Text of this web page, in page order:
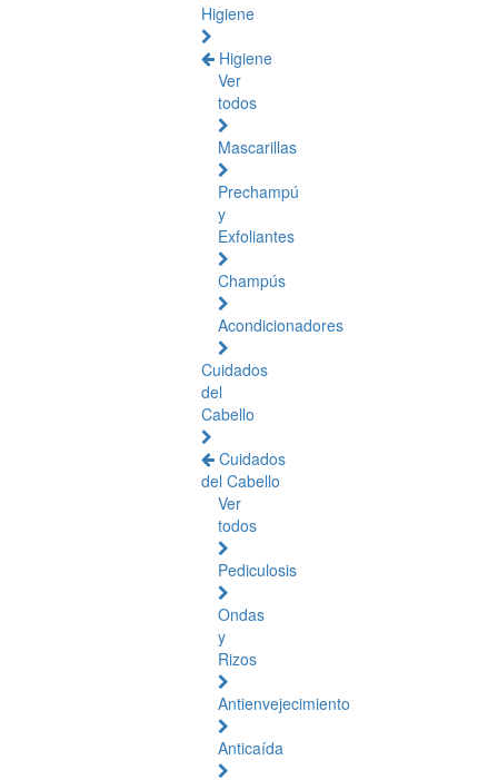
Higiene
Higiene
Ver
todos
Mascarillas
Prechampú
y
Exfoliantes
Champús
Acondicionadores
Cuidados
del
Cabello
Cuidados
del Cabello
Ver
todos
Pediculosis
Ondas
y
Rizos
Antienvejecimiento
Anticaída